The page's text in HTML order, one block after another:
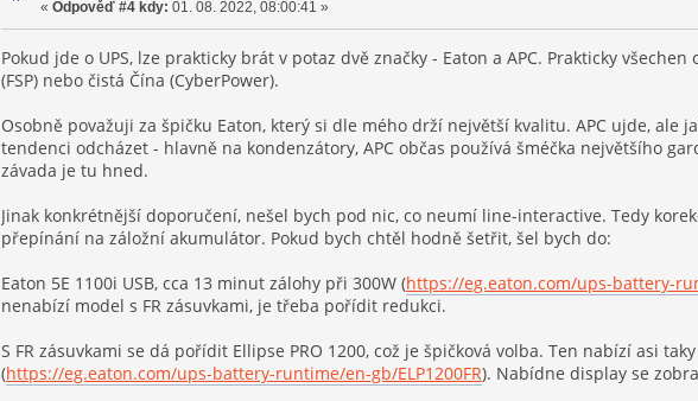
« Odpověď #4 kdy: 01. 08. 2022, 08:00:41 »
Pokud jde o UPS, lze prakticky brát v potaz dvě značky - Eaton a APC. Prakticky
(FSP) nebo čistá Čína (CyberPower).
Osobně považuji za špičku Eaton, který si dle mého drží největší kvalitu. APC ujde, ale
tendenci odcházet - hlavně na kondenzátory, APC občas používá šméčka největšího
závada je tu hned.
Jinak konkrétnější doporučení, nešel bych pod nic, co neumí line-interactive. Tedy
přepínání na záložní akumulátor. Pokud bych chtěl hodně šetřit, šel bych do:
Eaton 5E 1100i USB, cca 13 minut zálohy při 300W (https://eg.eaton.com/ups-battery-
nenabízí model s FR zásuvkami, je třeba pořídit redukci.
S FR zásuvkami se dá pořídit Ellipse PRO 1200, což je špičková volba. Ten nabízí asi
(https://eg.eaton.com/ups-battery-runtime/en-gb/ELP1200FR). Nabídne display se